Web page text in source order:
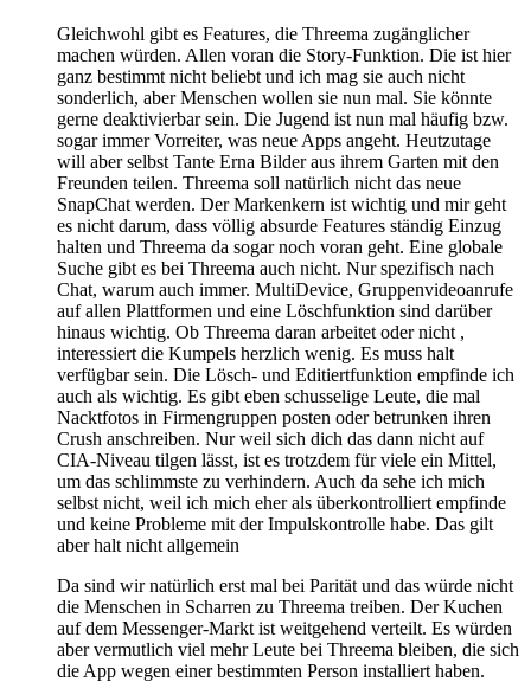
Gleichwohl gibt es Features, die Threema zugänglicher
machen würden. Allen voran die Story-Funktion. Die ist hier
ganz bestimmt nicht beliebt und ich mag sie auch nicht
sonderlich, aber Menschen wollen sie nun mal. Sie könnte
gerne deaktivierbar sein. Die Jugend ist nun mal häufig bzw.
sogar immer Vorreiter, was neue Apps angeht. Heutzutage
will aber selbst Tante Erna Bilder aus ihrem Garten mit den
Freunden teilen. Threema soll natürlich nicht das neue
SnapChat werden. Der Markenkern ist wichtig und mir geht
es nicht darum, dass völlig absurde Features ständig Einzug
halten und Threema da sogar noch voran geht. Eine globale
Suche gibt es bei Threema auch nicht. Nur spezifisch nach
Chat, warum auch immer. MultiDevice, Gruppenvideoanrufe
auf allen Plattformen und eine Löschfunktion sind darüber
hinaus wichtig. Ob Threema daran arbeitet oder nicht ,
interessiert die Kumpels herzlich wenig. Es muss halt
verfügbar sein. Die Lösch- und Editiertfunktion empfinde ich
auch als wichtig. Es gibt eben schusselige Leute, die mal
Nacktfotos in Firmengruppen posten oder betrunken ihren
Crush anschreiben. Nur weil sich dich das dann nicht auf
CIA-Niveau tilgen lässt, ist es trotzdem für viele ein Mittel,
um das schlimmste zu verhindern. Auch da sehe ich mich
selbst nicht, weil ich mich eher als überkontrolliert empfinde
und keine Probleme mit der Impulskontrolle habe. Das gilt
aber halt nicht allgemein
Da sind wir natürlich erst mal bei Parität und das würde nicht
die Menschen in Scharren zu Threema treiben. Der Kuchen
auf dem Messenger-Markt ist weitgehend verteilt. Es würden
aber vermutlich viel mehr Leute bei Threema bleiben, die sich
die App wegen einer bestimmten Person installiert haben.